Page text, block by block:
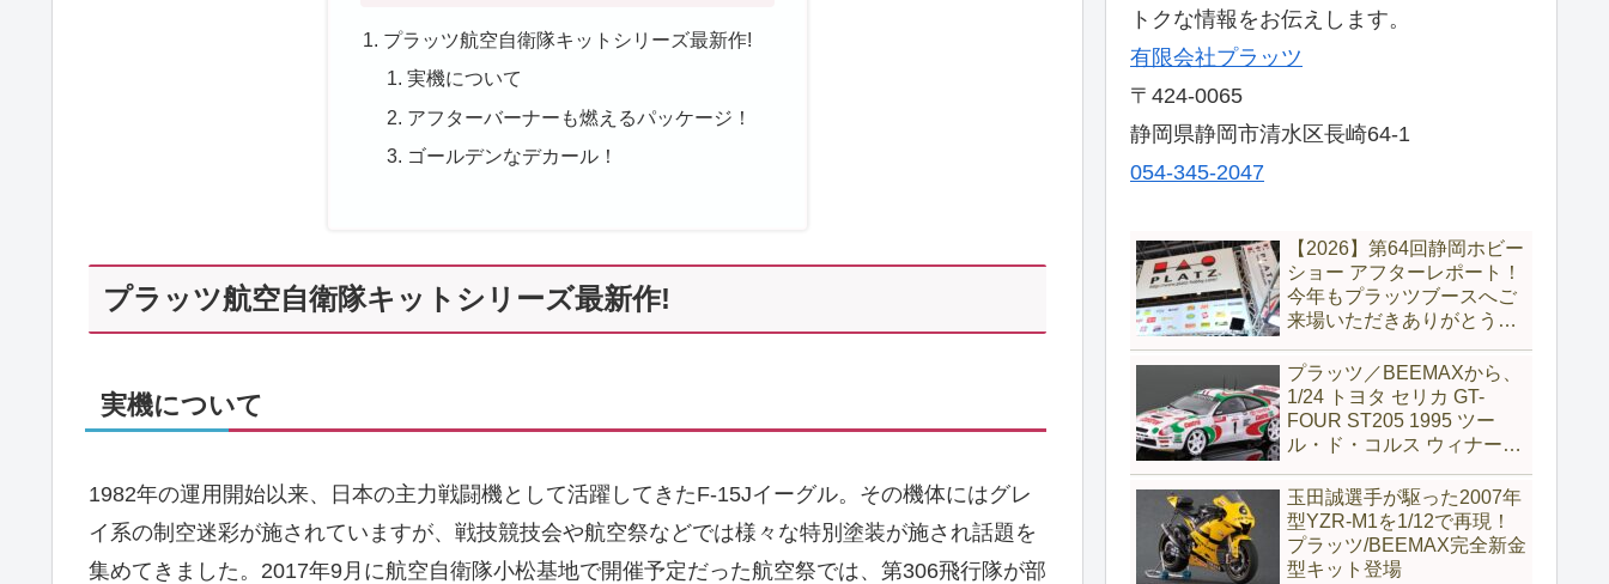
プラッツ航空自衛隊キットシリーズ最新作!
実機について
アフターバーナーも燃えるパッケージ！
ゴールデンなデカール！
プラッツ航空自衛隊キットシリーズ最新作!
実機について
1982年の運用開始以来、日本の主力戦闘機として活躍してきたF-15Jイーグル。その機体にはグレ
イ系の制空迷彩が施されていますが、戦技競技会や航空祭などでは様々な特別塗装が施され話題を
集めてきました。2017年9月に航空自衛隊小松基地で開催予定だった航空祭では、第306飛行隊が部
トクな情報をお伝えします。
有限会社プラッツ
〒424-0065
静岡県静岡市清水区長崎64-1
054-345-2047
【2026】第64回静岡ホビー
ショー アフターレポート！
今年もプラッツブースへご
来場いただきありがとうご
プラッツ／BEEMAXから、
1/24 トヨタ セリカ GT-
FOUR ST205 1995 ツー
ル・ド・コルス ウィナーが
玉田誠選手が駆った2007年
型YZR-M1を1/12で再現！
プラッツ/BEEMAX完全新金
型キット登場